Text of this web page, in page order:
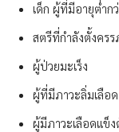
เด็ก ผู้ที่มีอายุต่ำก
สตรีที่กำลังตั้งครร
ผู้ป่วยมะเร็ง
ผู้ที่มีภาวะลิ่มเลือ
ผู้มีภาวะเลือดแข็ง